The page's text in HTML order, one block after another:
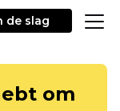
de slag
om